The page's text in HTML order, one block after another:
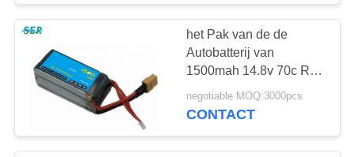
Het elektrische Pak
van de Fietsbatterij
het Pak van de de
Autobatterij van
1500mah 14.8v 70c RC,
Vliegtuigbatterijen 800
negotiable MOQ:3000pcs
CONTACT